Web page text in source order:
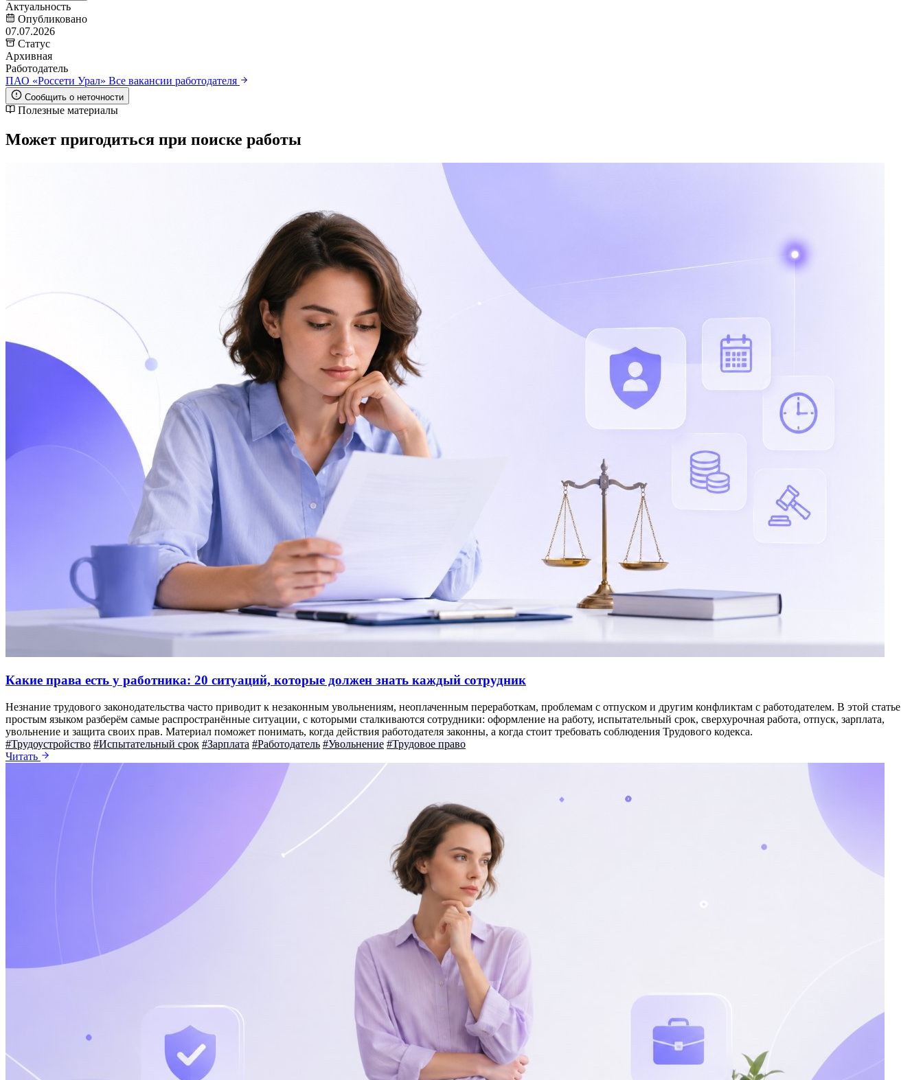
Актуальность
Опубликовано
07.07.2026
Статус
Архивная
Работодатель
ПАО «Россети Урал» Все вакансии работодателя
Сообщить о неточности
Полезные материалы
Может пригодиться при поиске работы
Какие права есть у работника: 20 ситуаций, которые должен знать каждый сотрудник
Незнание трудового законодательства часто приводит к незаконным увольнениям, неоплаченным переработкам, проблемам с отпуском и другим конфликтам с работодателем. В этой статье
простым языком разберём самые распространённые ситуации, с которыми сталкиваются сотрудники: оформление на работу, испытательный срок, сверхурочная работа, отпуск, зарплата,
увольнение и защита своих прав. Материал поможет понимать, когда действия работодателя законны, а когда стоит требовать соблюдения Трудового кодекса.
#Трудоустройство #Испытательный срок #Зарплата #Работодатель #Увольнение #Трудовое право
Читать